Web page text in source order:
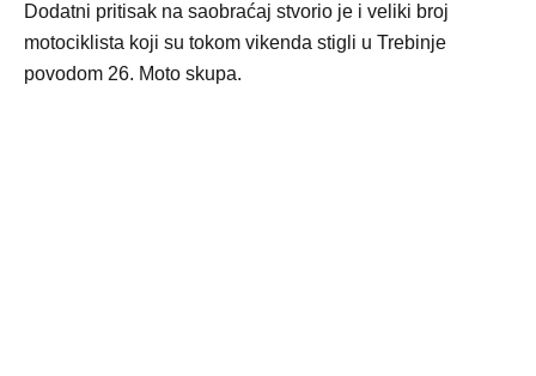
Dodatni pritisak na saobraćaj stvorio je i veliki broj
motociklista koji su tokom vikenda stigli u Trebinje
povodom 26. Moto skupa.